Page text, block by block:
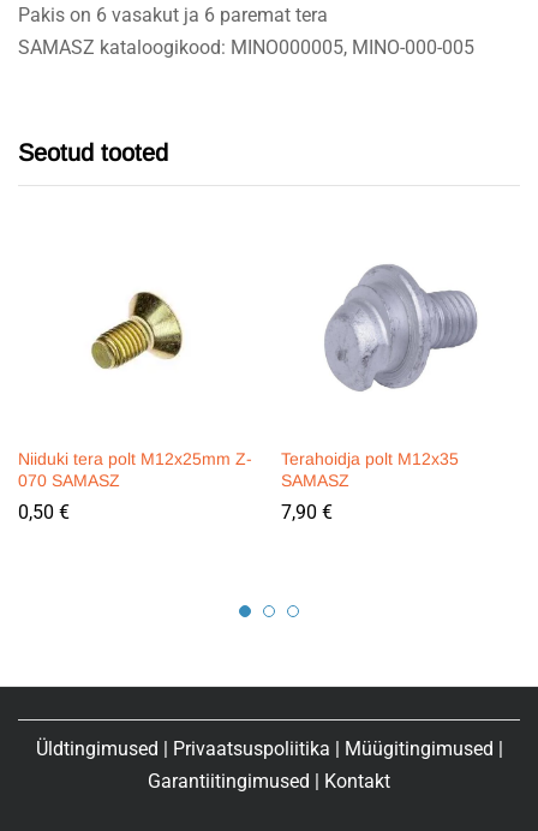
Pakis on 6 vasakut ja 6 paremat tera
SAMASZ kataloogikood: MINO000005, MINO-000-005
Seotud tooted
Niiduki tera polt M12x25mm Z-
070 SAMASZ
0,50 €
Terahoidja polt M12x35
SAMASZ
7,90 €
Üldtingimused Privaatsuspoliitika Müügitingimused
Garantiitingimused
Kontakt